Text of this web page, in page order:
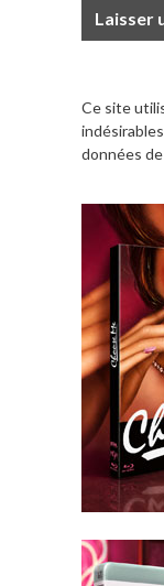
Ce site
données